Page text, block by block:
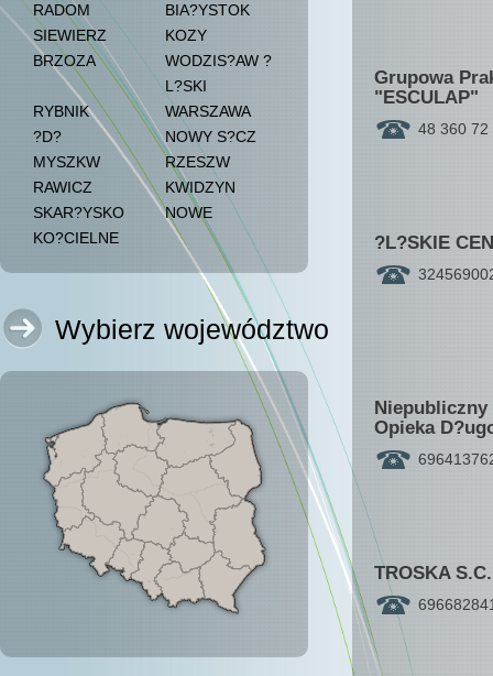
RADOM
BIA?YSTOK
SIEWIERZ
KOZY
BRZOZA
WODZIS?AW ?
L?SKI
RYBNIK
WARSZAWA
?D?
NOWY S?CZ
MYSZKW
RZESZW
RAWICZ
KWIDZYN
SKAR?YSKO
KO?CIELNE
NOWE
Wybierz województwo
Grupowa
"ESCULAP"
48 360 72
?L?SKIE
Niepubliczny
Opieka
TROSKA S.C.